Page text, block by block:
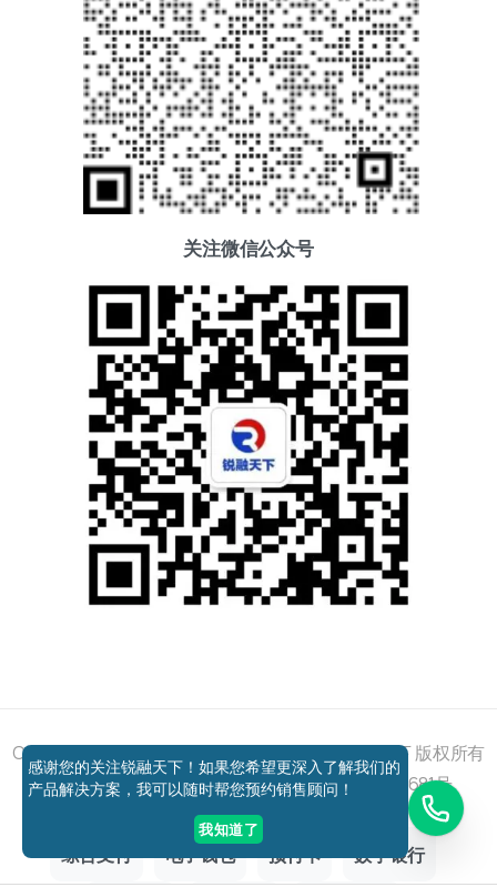
关注微信公众号
Copyright © 2011 - 2026 All right reserved 锐融天下 版权所有
京ICP备12037648号-1 京公网安备11010802027681号
综合支付 电子钱包 预付卡 数字银行
添加好友
电话咨询
感谢您的关注锐融天下！如果您希望更深入了解我们的
产品解决方案，我可以随时帮您预约销售顾问！
我知道了